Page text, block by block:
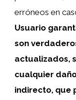
erróneos en
Usuario
son
actualizados,
cualquier
indirecto, que